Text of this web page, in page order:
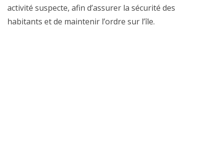
activité suspecte, afin d’assurer la sécurité des
habitants et de maintenir l’ordre sur l’île.